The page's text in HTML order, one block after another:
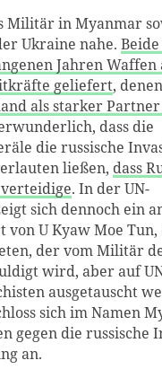
Militär in Myanmar
Ukraine nahe.
Jahren Waffen
geliefert, denen
als starker
dass die
die russische
ließen, dass
. In der UN-
sich dennoch ein
U Kyaw Moe Tun,
der vom Militär
wird, aber auf
ausgetauscht
sich im Namen
gegen die russische
an.